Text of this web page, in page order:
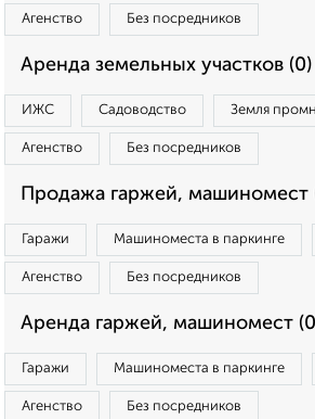
Агенство Без посредников
Аренда земельных участков (0)
ИЖС Садоводство Земля
Агенство Без посредников
Продажа гаржей, машиномест
Гаражи Машиноместа в паркинге
Агенство Без посредников
Аренда гаржей, машиномест
Гаражи Машиноместа в паркинге
Агенство Без посредников